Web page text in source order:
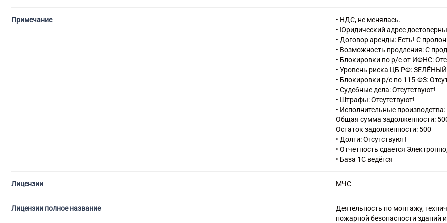
газоснабжения
42.22.1 Строительство
42.22.2 Строительство местных
42.22.3 Строительство
43.12.1 Расчистка территории
43.12.3 Производство земляных
43.13 Разведочное бурение
43.21 Производство
43.22 Производство санитарно-
кондиционирования воздуха
43.29 Производство прочих
43.31 Производство штукатурных
43.32 Работы столярные и
43.33 Работы по устройству
43.34 Производство малярных и
43.39 Производство прочих
43.99 Работы строительные
43.99.1 Работы
Примечание
• НДС, не менялась.
• Юридический адрес
• Договор аренды: Есть! С
• Возможность продления: С
• Блокировки по р/с от ИФНС:
• Уровень риска ЦБ РФ: ЗЕЛЁНЫЙ
• Блокировки р/с по 115-ФЗ:
• Судебные дела: Отсутствуют!
• Штрафы: Отсутствуют!
• Исполнительные
Общая сумма задолженности:
Остаток задолженности: 500
• Долги: Отсутствуют!
• Отчетность сдается
• База 1С ведётся
Лицензии МЧС
Лицензии полное название
Деятельность по монтажу,
пожарной безопасности зданий